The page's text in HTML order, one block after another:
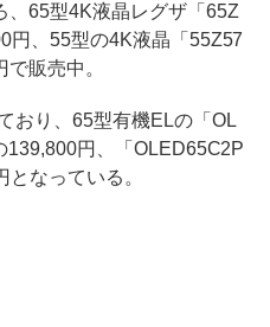
、65型4K液晶レグザ「65Z
円、55型の4K液晶「55Z57
販売中。
おり、65型有機ELの「OL
円、「OLED65C2P
なっている。